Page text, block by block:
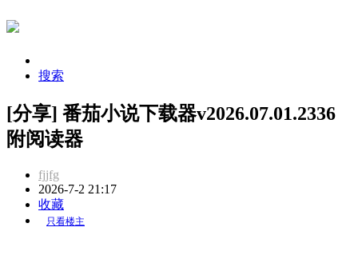
搜索
[分享] 番茄小说下载器v2026.07.01.2336
附阅读器
fjjfg
2026-7-2 21:17
收藏
只看楼主